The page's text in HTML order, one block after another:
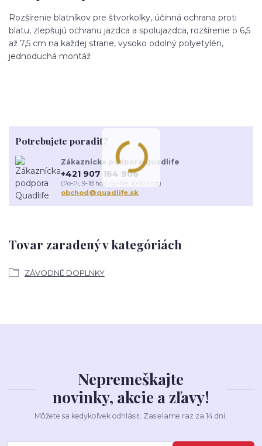
Rozšírenie blatníkov pre štvorkolky, účinná ochrana proti
blatu, zlepšujú ochranu jazdca a spolujazdca, rozšírenie o 6,5
až 7,5 cm na každej strane, vysoko odolný polyetylén,
jednoduchá montáž
Tovar zaradený v kategóriách
ZÁVODNÉ DOPLNKY
Potrebujete poradiť?
Zákaznícka podpora Quadlife
+421 907 164 906
(Po-Pi, 9-18 hod. So-Ne, 10-18 hod.)
obchod@quadlife.sk
Nepremeškajte
novinky, akcie a zľavy!
Môžete sa kedykoľvek odhlásiť. Zasielame raz za 14 dní.